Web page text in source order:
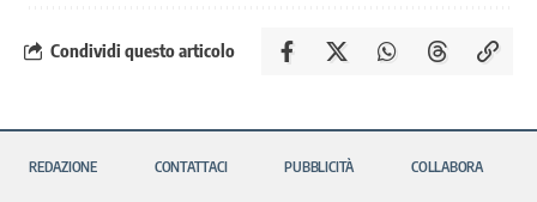
Condividi questo articolo
REDAZIONE CONTATTACI PUBBLICITÀ COLLABORA